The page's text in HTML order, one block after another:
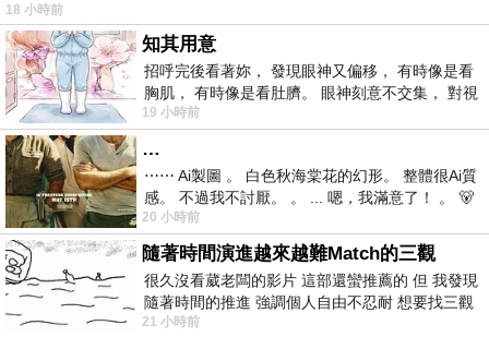
仞的懸崖上，有一座遮天蔽
18 小時前
知其用意
招呼完後看著妳， 發現眼神又偏移， 有時像是看
胸肌， 有時像是看肚臍。 眼神刻意不交集， 對視
視線不對齊， 讓我很難不
19 小時前
…
⋯⋯ Ai製圖 。 白色秋海棠花的幻形。 整體很Ai質
感。 不過我不討厭。 。 ... 嗯，我滿意了！ 。 🐻
昨中
20 小時前
隨著時間演進越來越難Match的三觀
很久沒看葳老闆的影片 這部還蠻推薦的 但 我發現
隨著時間的推進 強調個人自由不忍耐 想要找三觀
接近的不要說對象 連朋友都超
21 小時前